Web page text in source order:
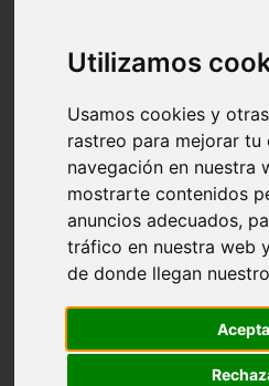
Utilizamos
Usamos cookies y
rastreo para mejorar tu
navegación en nuestra
mostrarte contenidos
anuncios adecuados,
tráfico en nuestra web
de donde llegan
Cantabria - suances
Sevilla - bormujos
Málaga - júzcar
Huesca - alquézar
Huesca - castejón-de-sos
Lleida - alt-àneu
Córdoba - almedinilla
Navarra - zangoza
Cantabria - arenas-de-iguña
Barcelona - la-pobla-de-lillet
Murcia - cartagena
Madrid - nuevo-baztán